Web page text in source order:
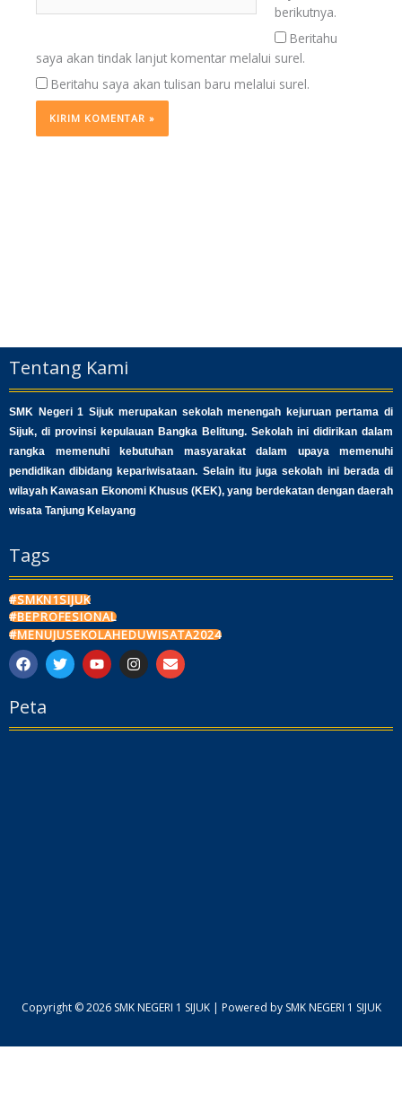
berikutnya.
Beritahu
saya akan tindak lanjut komentar melalui surel.
Beritahu saya akan tulisan baru melalui surel.
Tentang Kami
SMK Negeri 1 Sijuk merupakan sekolah menengah kejuruan pertama di
Sijuk, di provinsi kepulauan Bangka Belitung. Sekolah ini didirikan dalam
rangka memenuhi kebutuhan masyarakat dalam upaya memenuhi
pendidikan dibidang kepariwisataan. Selain itu juga sekolah ini berada di
wilayah Kawasan Ekonomi Khusus (KEK), yang berdekatan dengan daerah
wisata Tanjung Kelayang
Tags
#SMKN1SIJUK
#BEPROFESIONAL
#MENUJUSEKOLAHEDUWISATA2024
F
a
e
b
T
w
t
Y
o
u
I
n
a
E
n
l
Peta
Copyright © 2026 SMK NEGERI 1 SIJUK | Powered by SMK NEGERI 1 SIJUK